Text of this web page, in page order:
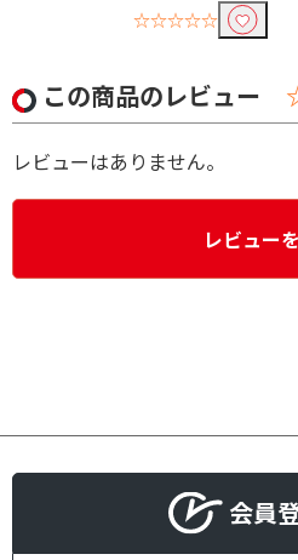
☆☆☆☆☆
この商品のレビュー
レビューはありません。
レビュー
会員